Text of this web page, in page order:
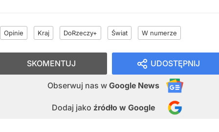
Opinie Kraj DoRzeczy+ Świat W numerze
UDOSTĘPNIJ
Obserwuj nas w Google News
Dodaj jako źródło w Google
SKOMENTUJ